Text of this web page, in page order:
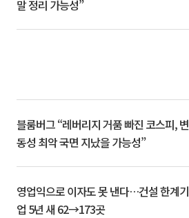
말 정리 가능성”
블룸버그 “레버리지 거품 빠진 코스피, 변
동성 최악 국면 지났을 가능성”
영업익으로 이자도 못 낸다…건설 한계기
업 5년 새 62→173곳